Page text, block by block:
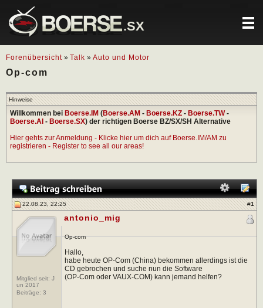
.SX
Forenübersicht » Talk » Auto und Motor
Op-com
Hinweise
Willkommen bei Boerse.IM (Boerse.AM - Boerse.KZ - Boerse.TW-
Boerse.AI - Boerse.SX) der richtigen Boerse BZ/SX/SH Alternative
Hier gehts zur Anmeldung - Klicke hier um dich auf Boerse.IM/AM zu
registrieren - Register to see all our areas!
22.08.23, 22:25 #1
Mitglied seit: J
un 2017
Beiträge: 3
antonio_mig
Op-com
Hallo,
habe heute OP-Com (China) bekommen allerdings ist die
CD gebrochen und suche nun die Software
(OP-Com oder VAUX-COM) kann jemand helfen?